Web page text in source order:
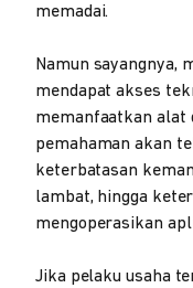
memadai.
Namun sayangnya,
mendapat akses
memanfaatkan alat
pemahaman akan
keterbatasan
lambat, hingga
mengoperasikan
Jika pelaku usaha